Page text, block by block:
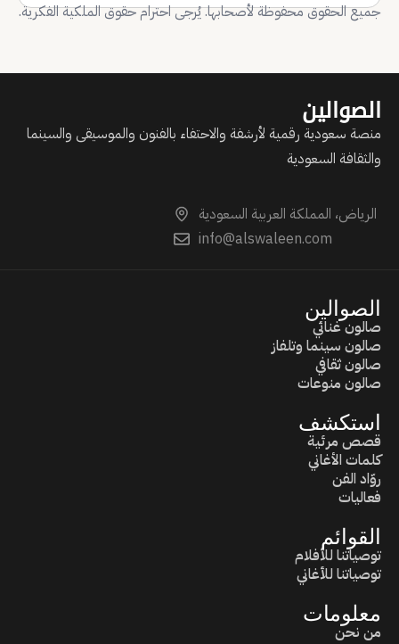
جميع الحقوق محفوظة لأصحابها. يُرجى احترام حقوق الملكية الفكرية.
الصوالين
منصة سعودية رقمية لأرشفة والاحتفاء بالفنون والموسيقى والسينما
والثقافة السعودية
الرياض، المملكة العربية السعودية
info@alswaleen.com
الصوالين
صالون غنائي
صالون سينما وتلفاز
صالون ثقافي
صالون منوعات
استكشف
قصص مرئية
كلمات الأغاني
روّاد الفن
فعاليات
القوائم
توصياتنا للأفلام
توصياتنا للأغاني
معلومات
من نحن